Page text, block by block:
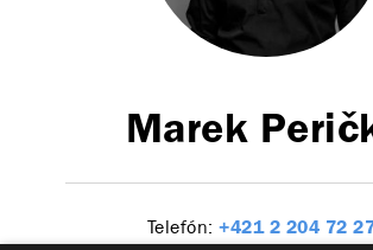
Marek
Telefón: +421 2 204 72